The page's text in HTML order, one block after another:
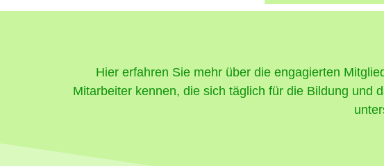
Hier erfahren Sie mehr über die engagierten
Mitarbeiter kennen, die sich täglich für die Bildung und